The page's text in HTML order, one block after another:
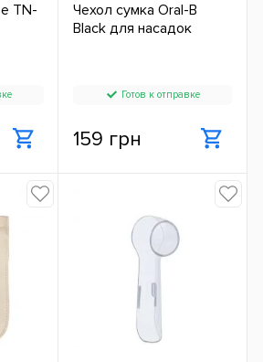
TN-
Чехол сумка Oral-B
Black для насадок
Готов к отправке
159 грн